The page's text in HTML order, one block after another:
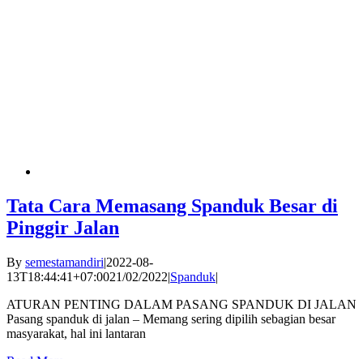
Tata Cara Memasang Spanduk Besar di
Pinggir Jalan
By semestamandiri|2022-08-
13T18:44:41+07:0021/02/2022|Spanduk|
ATURAN PENTING DALAM PASANG SPANDUK DI JALAN
Pasang spanduk di jalan – Memang sering dipilih sebagian besar
masyarakat, hal ini lantaran